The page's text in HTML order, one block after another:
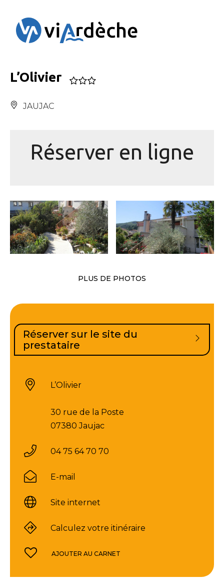
L’Olivier
JAUJAC
Réserver en ligne
PLUS DE PHOTOS
Réserver sur le site du
prestataire
L’Olivier
30 rue de la Poste
07380 Jaujac
04 75 64 70 70
E-mail
Site internet
Calculez votre itinéraire
AJOUTER AU CARNET